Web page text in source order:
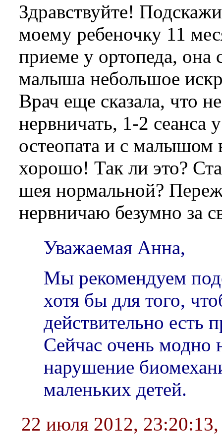
Здравствуйте!
моему ребеночку 11
приеме у ортопеда, она
малыша небольшое
Врач еще сказала, что
нервничать, 1-2 сеанса
остеопата и с малышом
хорошо! Так ли это?
шея нормальной?
нервничаю безумно за
Уважаемая Анна,
Мы рекомендуем
хотя бы для того,
действительно есть
Сейчас очень модно
нарушение
маленьких детей.
22 июля 2012, 23:20:13